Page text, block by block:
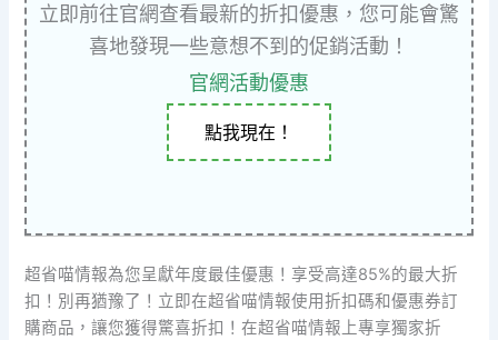
立即前往官網查看最新的折扣優惠，您可能會驚
喜地發現一些意想不到的促銷活動！
官網活動優惠
點我現在！
超省喵情報為您呈獻年度最佳優惠！享受高達85%的最大折
扣！別再猶豫了！立即在超省喵情報使用折扣碼和優惠券訂
購商品，讓您獲得驚喜折扣！在超省喵情報上專享獨家折